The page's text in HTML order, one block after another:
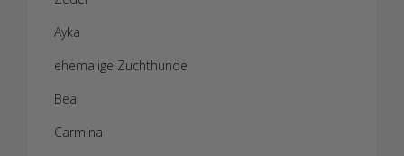
Ayka
ehemalige Zuchthunde
Bea
Carmina